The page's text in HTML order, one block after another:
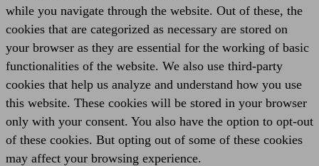
while you navigate through the website. Out of these, the
cookies that are categorized as necessary are stored on
your browser as they are essential for the working of basic
functionalities of the website. We also use third-party
cookies that help us analyze and understand how you use
this website. These cookies will be stored in your browser
only with your consent. You also have the option to opt-out
of these cookies. But opting out of some of these cookies
may affect your browsing experience.